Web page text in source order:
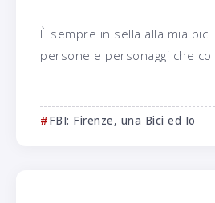
È sempre in sella alla mia
persone e personaggi che
FBI: Firenze, una Bici ed Io